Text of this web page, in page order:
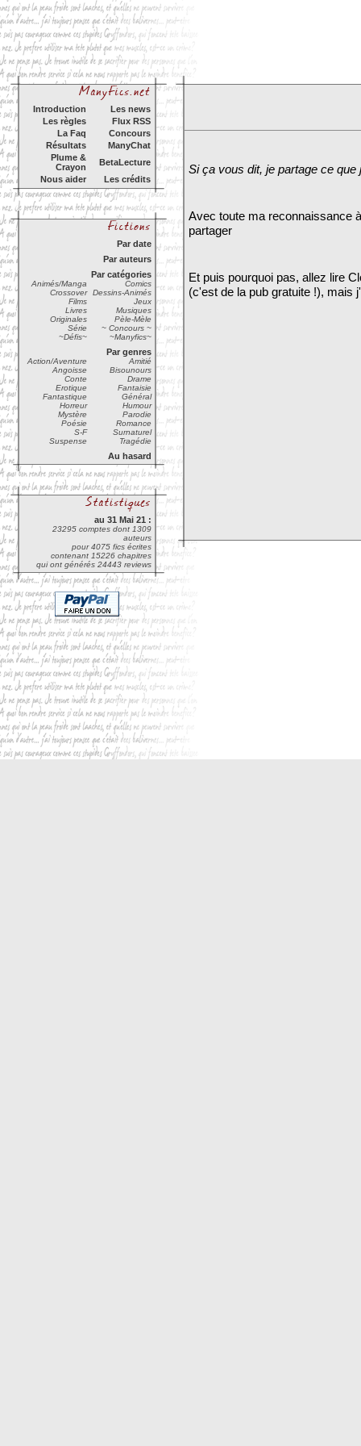
Introduction
Les news
Les règles
Flux RSS
La Faq
Concours
Résultats
ManyChat
Plume &
Crayon
BetaLecture
Nous aider
Les crédits
Par date
Par auteurs
Par catégories
Animés/Manga
Comics
Crossover
Dessins-Animés
Films
Jeux
Livres
Musiques
Originales
Pèle-Mèle
Série
~ Concours ~
~Défis~
~Manyfics~
Par genres
Action/Aventure
Amitié
Angoisse
Bisounours
Conte
Drame
Erotique
Fantaisie
Fantastique
Général
Horreur
Humour
Mystère
Parodie
Poésie
Romance
S-F
Surnaturel
Suspense
Tragédie
Au hasard
au 31 Mai 21 :
23295 comptes dont 1309
auteurs
pour 4075 fics écrites
contenant 15226 chapitres
qui ont générés 24443 reviews
Si ça vous dit, je partage ce que
Avec toute ma reconnaissance
partager
Et puis pourquoi pas, allez lire
(c'est de la pub gratuite !), mais